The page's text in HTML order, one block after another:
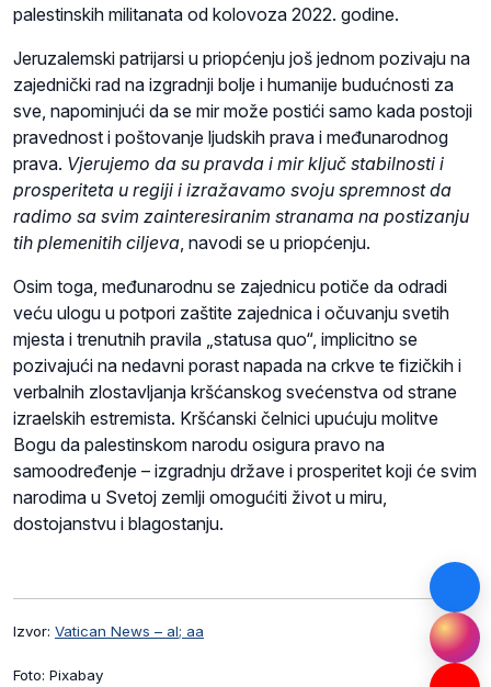
palestinskih militanata od kolovoza 2022. godine.
Jeruzalemski patrijarsi u priopćenju još jednom pozivaju na
zajednički rad na izgradnji bolje i humanije budućnosti za
sve, napominjući da se mir može postići samo kada postoji
pravednost i poštovanje ljudskih prava i međunarodnog
prava. Vjerujemo da su pravda i mir ključ stabilnosti i
prosperiteta u regiji i izražavamo svoju spremnost da
radimo sa svim zainteresiranim stranama na postizanju
tih plemenitih ciljeva , navodi se u priopćenju.
Osim toga, međunarodnu se zajednicu potiče da odradi
veću ulogu u potpori zaštite zajednica i očuvanju svetih
mjesta i trenutnih pravila „statusa quo“, implicitno se
pozivajući na nedavni porast napada na crkve te fizičkih i
verbalnih zlostavljanja kršćanskog svećenstva od strane
izraelskih estremista. Kršćanski čelnici upućuju molitve
Bogu da palestinskom narodu osigura pravo na
samoodređenje – izgradnju države i prosperitet koji će svim
narodima u Svetoj zemlji omogućiti život u miru,
dostojanstvu i blagostanju.
Izvor: Vatican News – al; aa
Foto: Pixabay